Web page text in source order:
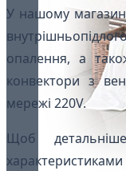
У нашому
опалення, а
конвектори з
мережі 220V.
Щоб